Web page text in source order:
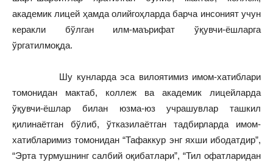
академик лицей ҳамда олийгоҳларда барча инсоният учун
керакли бўлган илм-маърифат ўқувчи-ёшларга
ўргатилмоқда.
Шу кунларда эса вилоятимиз имом-хатиблари
томонидан мактаб, коллеж ва академик лицейларда
ўқувчи-ёшлар билан юзма-юз учрашувлар ташкил
қилинаётган бўлиб, ўтказилаётган тадбирларда имом-
хатибларимиз томонидан “Тафаккур энг яхши ибодатдир”,
“Эрта турмушнинг салбий оқибатлари”, “Тил офатларидан